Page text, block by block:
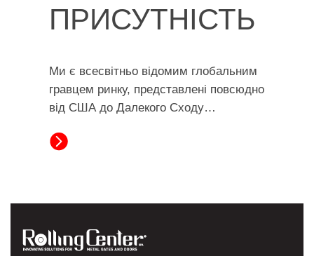
ПРИСУТНІСТЬ
Ми є всесвітньо відомим глобальним
гравцем ринку, представлені повсюдно
від США до Далекого Сходу…